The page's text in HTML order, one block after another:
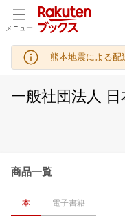
メニュー
熊本地震による配
一般社団法人
商品一覧
本 電子書籍